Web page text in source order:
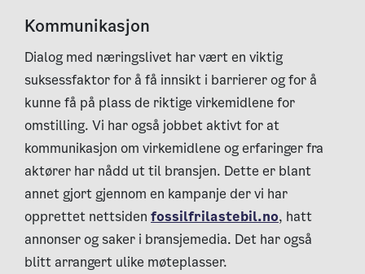
Kommunikasjon
Dialog med næringslivet har vært en viktig
suksessfaktor for å få innsikt i barrierer og for å
kunne få på plass de riktige virkemidlene for
omstilling. Vi har også jobbet aktivt for at
kommunikasjon om virkemidlene og erfaringer fra
aktører har nådd ut til bransjen. Dette er blant
annet gjort gjennom en kampanje der vi har
opprettet nettsiden fossilfrilastebil.no, hatt
annonser og saker i bransjemedia. Det har også
blitt arrangert ulike møteplasser.